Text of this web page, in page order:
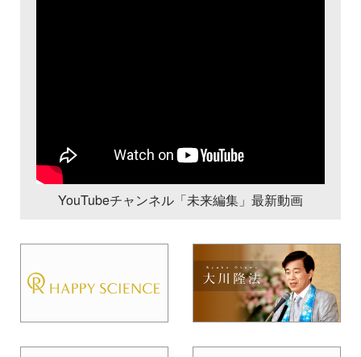
YouTubeチャンネル「未来編集」最新動画